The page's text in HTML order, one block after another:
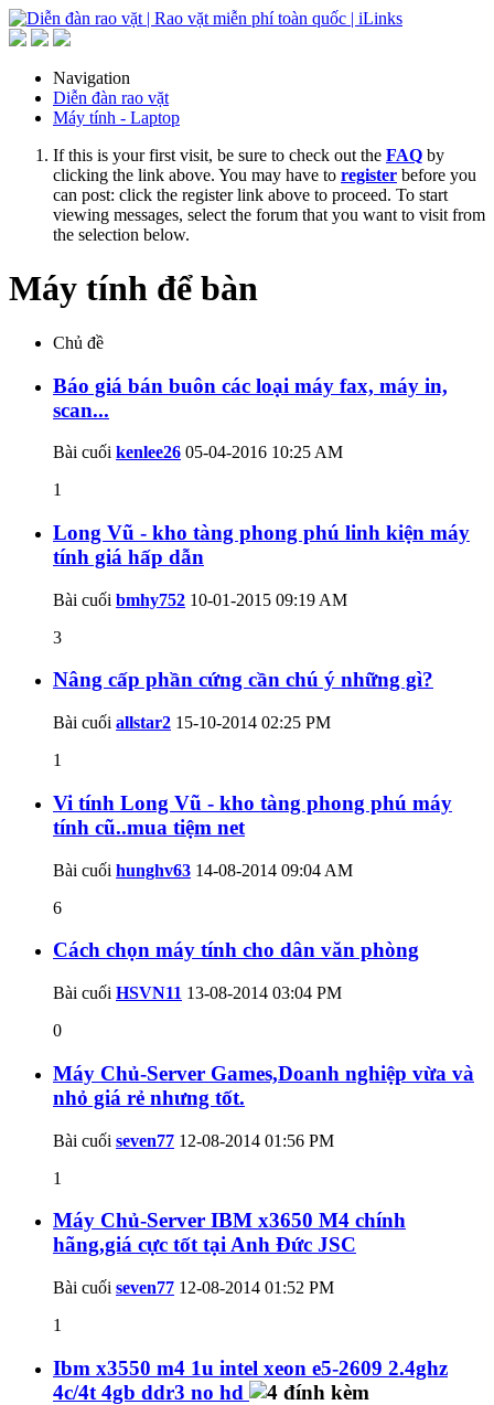
Navigation
Diễn đàn rao vặt
Máy tính - Laptop
If this is your first visit, be sure to check out the FAQ by
clicking the link above. You may have to register before you
can post: click the register link above to proceed. To start
viewing messages, select the forum that you want to visit from
the selection below.
Máy tính để bàn
Chủ đề
Báo giá bán buôn các loại máy fax, máy in,
scan...
Bài cuối kenlee26 05-04-2016 10:25 AM
1
Long Vũ - kho tàng phong phú linh kiện máy
tính giá hấp dẫn
Bài cuối bmhy752 10-01-2015 09:19 AM
3
Nâng cấp phần cứng cần chú ý những gì?
Bài cuối allstar2 15-10-2014 02:25 PM
1
Vi tính Long Vũ - kho tàng phong phú máy
tính cũ..mua tiệm net
Bài cuối hunghv63 14-08-2014 09:04 AM
6
Cách chọn máy tính cho dân văn phòng
Bài cuối HSVN11 13-08-2014 03:04 PM
0
Máy Chủ-Server Games,Doanh nghiệp vừa và
nhỏ giá rẻ nhưng tốt.
Bài cuối seven77 12-08-2014 01:56 PM
1
Máy Chủ-Server IBM x3650 M4 chính
hãng,giá cực tốt tại Anh Đức JSC
Bài cuối seven77 12-08-2014 01:52 PM
1
Ibm x3550 m4 1u intel xeon e5-2609 2.4ghz
4c/4t 4gb ddr3 no hd